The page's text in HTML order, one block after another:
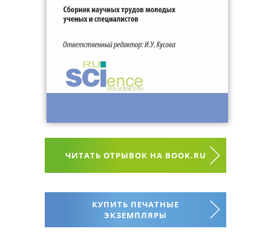
ЧИТАТЬ ОТРЫВОК НА BOOK.RU
КУПИТЬ ПЕЧАТНЫЕ
ЭКЗЕМПЛЯРЫ